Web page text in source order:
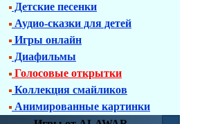
Детские песенки
Аудио-сказки для детей
Игры онлайн
Диафильмы
Голосовые открытки
Коллекция смайликов
Анимированные картинки